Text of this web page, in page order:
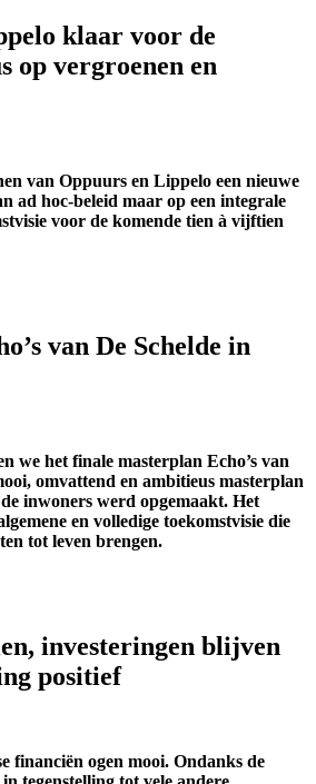
klaar voor de
op vergroenen en
van Oppuurs en Lippelo een nieuwe
ad hoc-beleid maar op een integrale
voor de komende tien à vijftien
van De Schelde in
we het finale masterplan Echo’s van
omvattend en ambitieus masterplan
inwoners werd opgemaakt. Het
en volledige toekomstvisie die
tot leven brengen.
investeringen blijven
positief
financiën ogen mooi. Ondanks de